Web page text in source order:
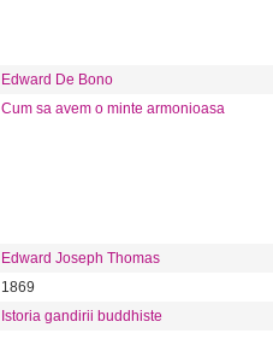
Edward De Bono
Cum sa avem o minte armonioasa
Edward Joseph Thomas
1869
Istoria gandirii buddhiste